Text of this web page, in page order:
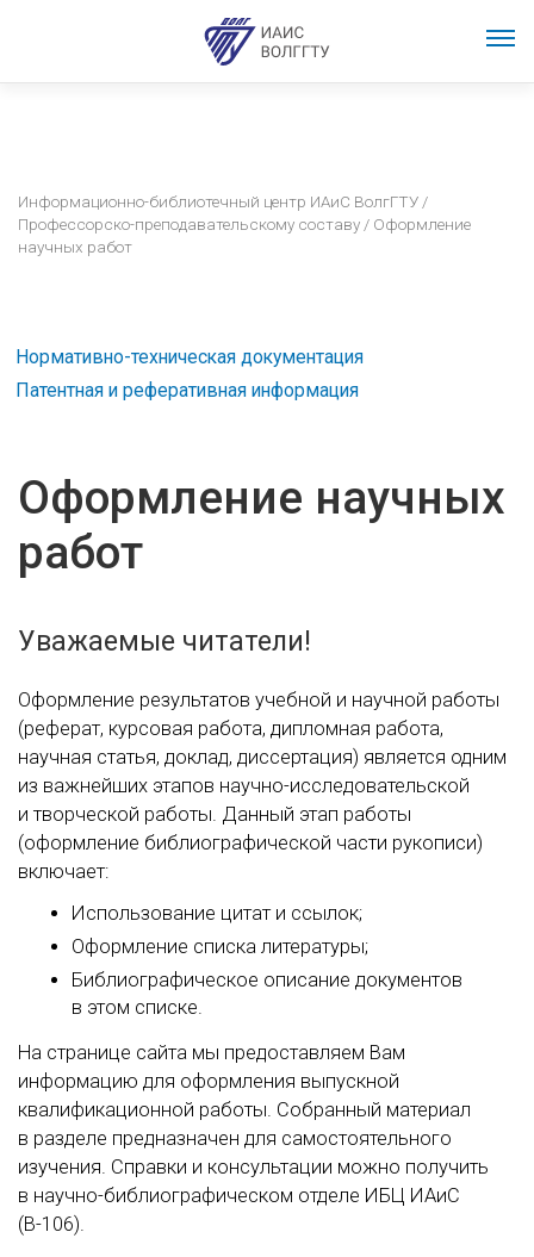
Информационно-библиотечный центр ИАиС ВолгГТУ /
Профессорско-преподавательскому составу / Оформление
научных работ
Нормативно-техническая документация
Патентная и реферативная информация
Оформление научных
работ
Уважаемые читатели!
Оформление результатов учебной и научной работы
(реферат, курсовая работа, дипломная работа,
научная статья, доклад, диссертация) является одним
из важнейших этапов научно-исследовательской
и творческой работы. Данный этап работы
(оформление библиографической части рукописи)
включает:
Использование цитат и ссылок;
Оформление списка литературы;
Библиографическое описание документов
в этом списке.
На странице сайта мы предоставляем Вам
информацию для оформления выпускной
квалификационной работы. Собранный материал
в разделе предназначен для самостоятельного
изучения. Справки и консультации можно получить
в научно-библиографическом отделе ИБЦ ИАиС
(В-106).